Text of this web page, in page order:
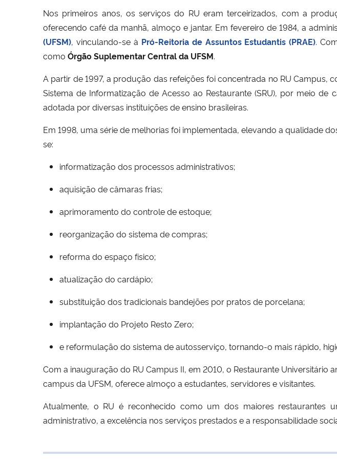
Nos primeiros anos, os serviços do RU eram terceirizados, com a
oferecendo café da manhã, almoço e jantar. Em fevereiro de 1984, a
(UFSM), vinculando-se à Pró-Reitoria de Assuntos Estudantis (PRAE).
como Órgão Suplementar Central da UFSM.
A partir de 1997, a produção das refeições foi concentrada no RU
Sistema de Informatização de Acesso ao Restaurante (SRU), por meio de
adotada por diversas instituições de ensino brasileiras.
Em 1998, uma série de melhorias foi implementada, elevando a qualidade
se:
informatização dos processos administrativos;
aquisição de câmaras frias;
aprimoramento do controle de estoque;
reorganização do sistema de compras;
reforma do espaço físico;
atualização do cardápio;
substituição dos tradicionais bandejões por pratos de porcelana;
implantação do Projeto Resto Zero;
e reformulação do sistema de autosserviço, tornando-o mais rápido,
Com a inauguração do RU Campus II, em 2010, o Restaurante
campus da UFSM, oferece almoço a estudantes, servidores e visitantes.
Atualmente, o RU é reconhecido como um dos maiores restaurantes
administrativo, a excelência nos serviços prestados e a responsabilidade